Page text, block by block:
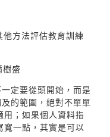
方法評估教育訓練
樹盛
定要從頭開始，而是
的範圍，絕對不單單
用；如果個人資料指
一點，其實是可以